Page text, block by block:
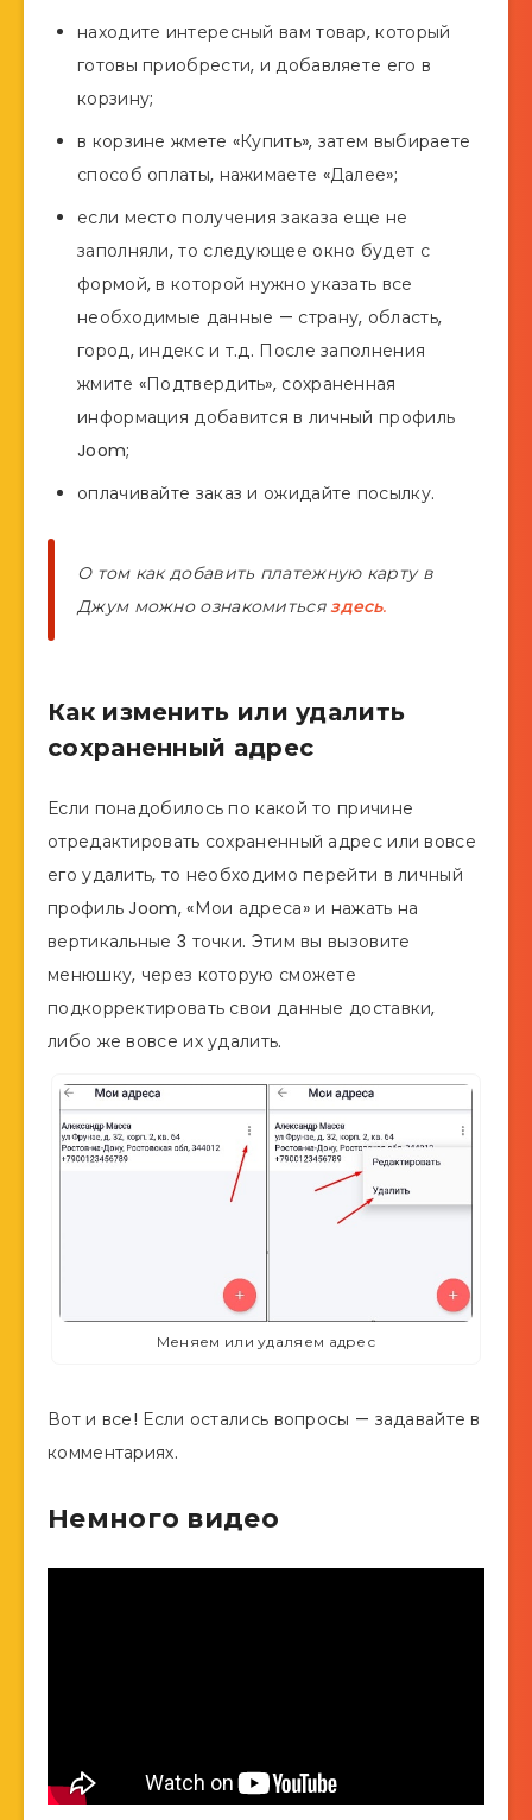
находите интересный вам товар, который
готовы приобрести, и добавляете его в
корзину;
в корзине жмете «Купить», затем выбираете
способ оплаты, нажимаете «Далее»;
если место получения заказа еще не
заполняли, то следующее окно будет с
формой, в которой нужно указать все
необходимые данные — страну, область,
город, индекс и т.д. После заполнения
жмите «Подтвердить», сохраненная
информация добавится в личный профиль
Joom;
оплачивайте заказ и ожидайте посылку.
О том как добавить платежную карту в
Джум можно ознакомитьсяздесь.
Как изменить или удалить
сохраненный адрес
Если понадобилось по какой то причине
отредактировать сохраненный адрес или вовсе
его удалить, то необходимо перейти в личный
профиль Joom, «Мои адреса» и нажать на
вертикальные 3 точки. Этим вы вызовите
менюшку, через которую сможете
подкорректировать свои данные доставки,
либо же вовсе их удалить.
Меняем или удаляем адрес
Вот и все! Если остались вопросы — задавайте в
комментариях.
Немного видео